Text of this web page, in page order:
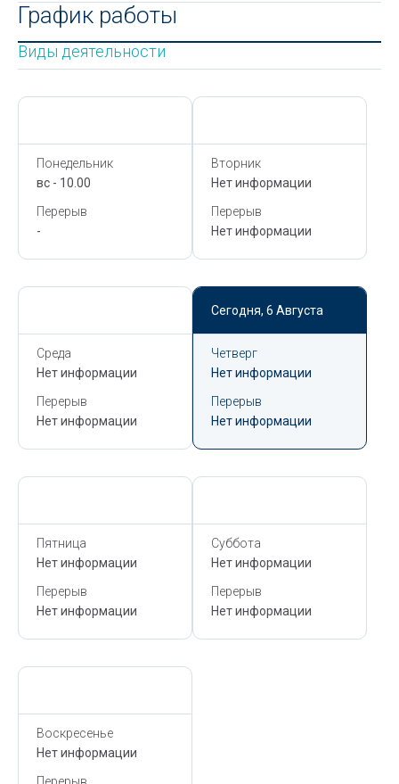
График работы
Виды деятельности
Понедельник
вс - 10.00
Перерыв
-
Вторник
Нет информации
Перерыв
Нет информации
Среда
Нет информации
Перерыв
Нет информации
Сегодня, 6 Августа
Четверг
Нет информации
Перерыв
Нет информации
Пятница
Нет информации
Перерыв
Нет информации
Суббота
Нет информации
Перерыв
Нет информации
Воскресенье
Нет информации
Перерыв